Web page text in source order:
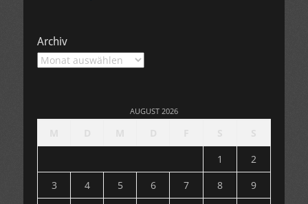
Archiv
Archiv
AUGUST 2026
1
2
3
4 5 6 7 8
9